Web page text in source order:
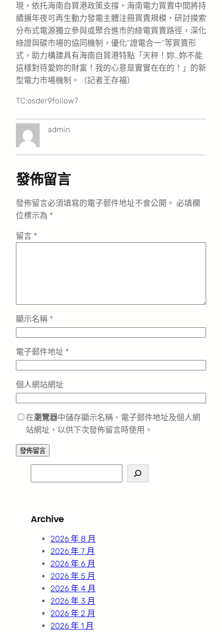
現，依托海南自貿港政策支撐，海南電力買賣中間將持
續擴年夜可再生動力發電主體注冊買賣規模，研討摸索
分布式電源獨立參與或聚合進市的綠電買賣路徑，深化
綠證與碳市場的協同機制，優化“證電合一”等買賣形
式，助力構建具有海南自貿港特點「天秤！妳…妳不能
這樣對待愛妳的財富！我的心意是實實在在的！」的新
型電力市場機制。（記者王存福）
TC:osder9follow7
admin
發佈留言
發佈留言必須填寫的電子郵件地址不會公開。 必填欄
位標示為 *
留言 *
顯示名稱 *
電子郵件地址 *
個人網站網址
在瀏覽器中儲存顯示名稱、電子郵件地址及個人網
站網址，以供下次發佈留言時使用。
e
c
Archive
2026 年 8 月
2026 年 7 月
2026 年 6 月
2026 年 5 月
2026 年 4 月
2026 年 3 月
2026 年 2 月
2026 年 1 月